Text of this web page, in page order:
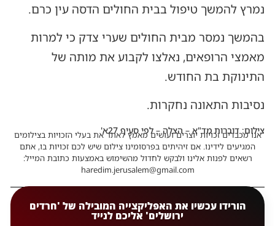
נמרץ להמשך טיפול בבית החולים הדסה עין כרם.
בהמשך נמסר מבית החולים שערי צדק כי למרות
מאמצי הרופאים, נאלצו לקבוע את מותה של
התינוקת בת החודש.
נסיבות התאונה נחקרות.
צילום: דוברות מד"א – הצלה – לפי סעיף 27א'
אנו מכבדים זכויות יוצרים ועושים מאמץ לאתר את בעלי הזכויות בצילומים
המגיעים לידינו. אם זיהיתים בפרסומינו צילום שיש לכם זכויות בו, אתם
רשאים לפנות אלינו ולבקש לחדול מהשימוש באמצעות כתובת המייל:
haredim.jerusalem@gmail.com
הורידו עכשיו את האפליקצייה המובילה של 'חרדים
ירושלים' אליכם לנייד